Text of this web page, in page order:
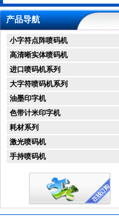
产品导航
小字符点阵喷码机
高清晰实体喷码机
进口喷码机系列
大字符喷码机系列
油墨印字机
色带计米印字机
耗材系列
激光喷码机
手持喷码机